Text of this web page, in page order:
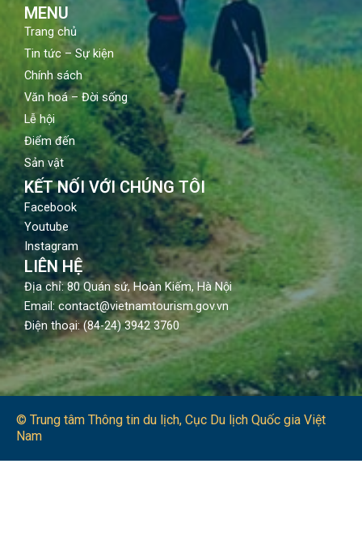
MENU
Trang chủ
Tin tức – Sự kiện
Chính sách
Văn hoá – Đời sống
Lễ hội
Điểm đến
Sản vật
KẾT NỐI VỚI CHÚNG TÔI
Facebook
Youtube
Instagram
LIÊN HỆ
Địa chỉ: 80 Quán sứ, Hoàn Kiếm, Hà Nội
Email: contact@vietnamtourism.gov.vn
Điện thoại: (84-24) 3942 3760
© Trung tâm Thông tin du lịch​, Cục Du lịch Quốc gia Việt
Nam